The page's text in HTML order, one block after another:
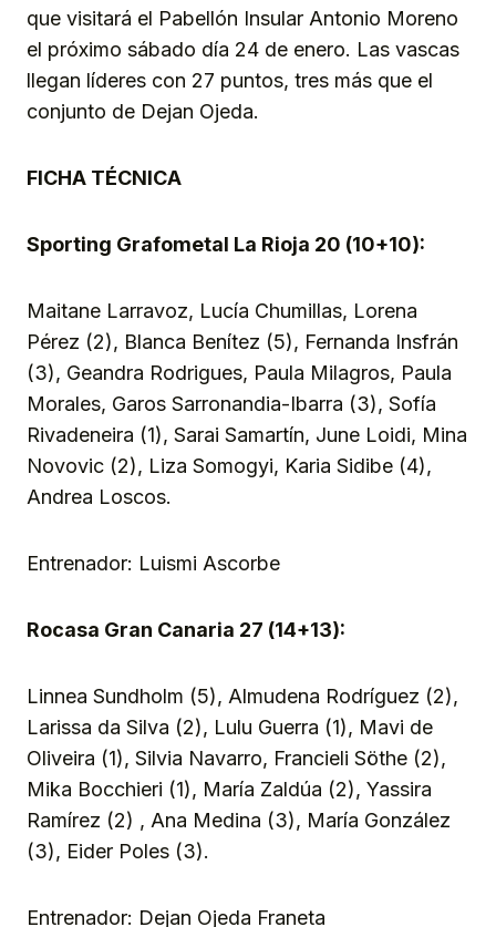
que visitará el Pabellón Insular Antonio Moreno
el próximo sábado día 24 de enero. Las vascas
llegan líderes con 27 puntos, tres más que el
conjunto de Dejan Ojeda.
FICHA TÉCNICA
Sporting Grafometal La Rioja 20 (10+10):
Maitane Larravoz, Lucía Chumillas, Lorena
Pérez (2), Blanca Benítez (5), Fernanda Insfrán
(3), Geandra Rodrigues, Paula Milagros, Paula
Morales, Garos Sarronandia-Ibarra (3), Sofía
Rivadeneira (1), Sarai Samartín, June Loidi, Mina
Novovic (2), Liza Somogyi, Karia Sidibe (4),
Andrea Loscos.
Entrenador: Luismi Ascorbe
Rocasa Gran Canaria 27 (14+13):
Linnea Sundholm (5), Almudena Rodríguez (2),
Larissa da Silva (2), Lulu Guerra (1), Mavi de
Oliveira (1), Silvia Navarro, Francieli Söthe (2),
Mika Bocchieri (1), María Zaldúa (2), Yassira
Ramírez (2) , Ana Medina (3), María González
(3), Eider Poles (3).
Entrenador: Dejan Ojeda Franeta